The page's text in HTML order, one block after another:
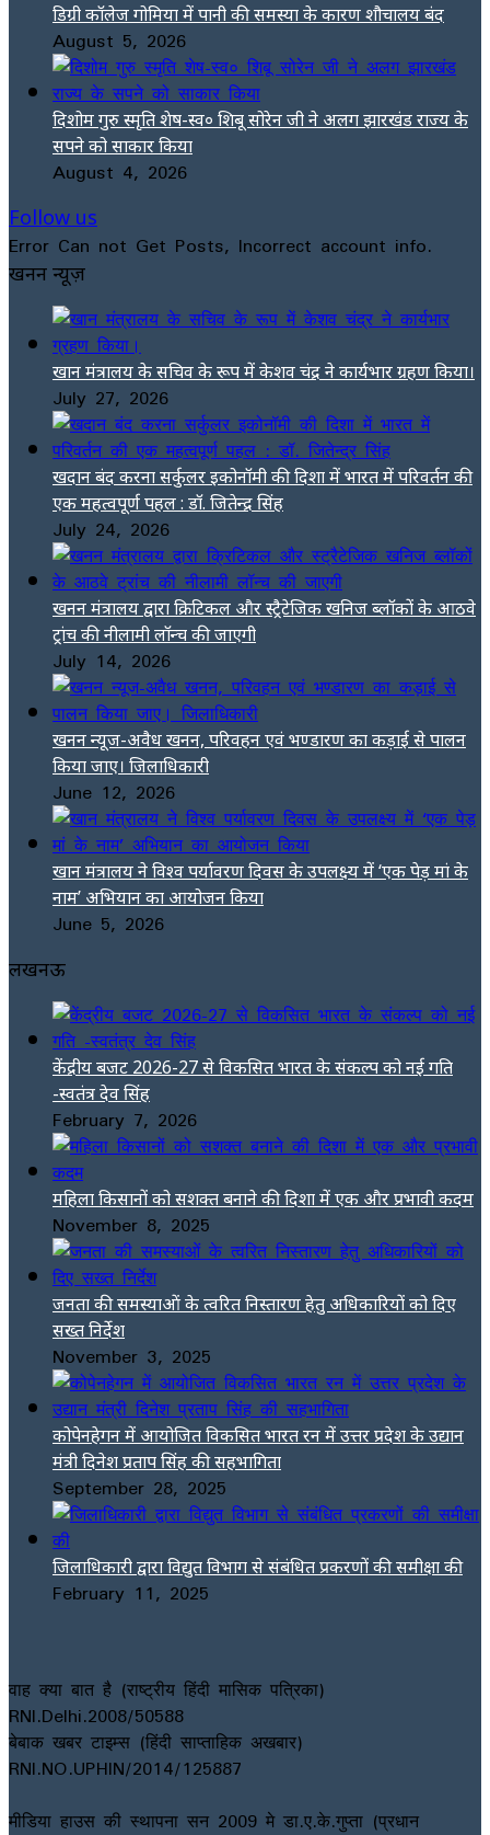
डिग्री कॉलेज गोमिया में पानी की समस्या के कारण शौचालय बंद
August 5, 2026
दिशोम गुरु स्मृति शेष-स्व० शिबू सोरेन जी ने अलग झारखंड राज्य के
सपने को साकार किया
August 4, 2026
Follow us
Error Can not Get Posts, Incorrect account info.
खनन न्यूज़
खान मंत्रालय के सचिव के रूप में केशव चंद्र ने कार्यभार ग्रहण किया।
July 27, 2026
खदान बंद करना सर्कुलर इकोनॉमी की दिशा में भारत में परिवर्तन की
एक महत्वपूर्ण पहल : डॉ. जितेन्द्र सिंह
July 24, 2026
खनन मंत्रालय द्वारा क्रिटिकल और स्ट्रैटेजिक खनिज ब्लॉकों के आठवे
ट्रांच की नीलामी लॉन्च की जाएगी
July 14, 2026
खनन न्यूज-अवैध खनन, परिवहन एवं भण्डारण का कड़ाई से पालन
किया जाए। जिलाधिकारी
June 12, 2026
खान मंत्रालय ने विश्व पर्यावरण दिवस के उपलक्ष्य में ‘एक पेड़ मां के
नाम’ अभियान का आयोजन किया
June 5, 2026
लखनऊ
केंद्रीय बजट 2026-27 से विकसित भारत के संकल्प को नई गति
-स्वतंत्र देव सिंह
February 7, 2026
महिला किसानों को सशक्त बनाने की दिशा में एक और प्रभावी कदम
November 8, 2025
जनता की समस्याओं के त्वरित निस्तारण हेतु अधिकारियों को दिए
सख्त निर्देश
November 3, 2025
कोपेनहेगन में आयोजित विकसित भारत रन में उत्तर प्रदेश के उद्यान
मंत्री दिनेश प्रताप सिंह की सहभागिता
September 28, 2025
जिलाधिकारी द्वारा विद्युत विभाग से संबंधित प्रकरणों की समीक्षा की
February 11, 2025
वाह क्या बात है (राष्ट्रीय हिंदी मासिक पत्रिका)
RNI.Delhi.2008/50588
बेबाक खबर टाइम्स (हिंदी साप्ताहिक अखबार)
RNI.NO.UPHIN/2014/125887
मीडिया हाउस की स्थापना सन 2009 मे डा.ए.के.गुप्ता (प्रधान